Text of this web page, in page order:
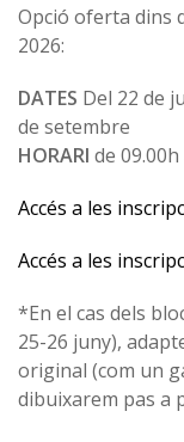
Opció oferta dins
2026:
DATES Del 22 de
de setembre
HORARI de
Accés a les
Accés a les
*En el cas dels
25-26 juny),
original (com un
dibuixarem pas a